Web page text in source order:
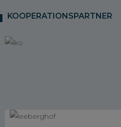
KOOPERATIONSPARTNER